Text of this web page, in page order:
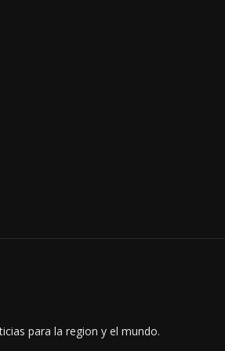
para la region y el mundo.